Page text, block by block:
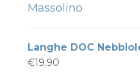
Massolino
Langhe DOC
€19.90